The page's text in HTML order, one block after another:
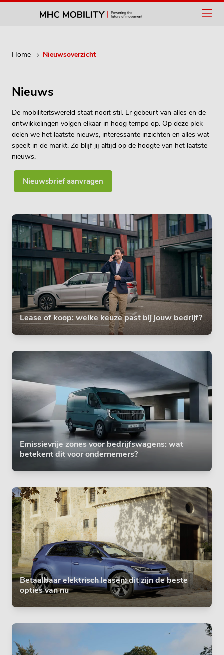
Home Nieuwsoverzicht
Nieuws
De mobiliteitswereld staat nooit stil. Er gebeurt van alles en de
ontwikkelingen volgen elkaar in hoog tempo op. Op deze plek
delen we het laatste nieuws, interessante inzichten en alles wat
speelt in de markt. Zo blijf jij altijd op de hoogte van het laatste
nieuws.
Nieuwsbrief aanvragen
Lease of koop: welke keuze past bij jouw bedrijf?
Emissievrije zones voor bedrijfswagens: wat
betekent dit voor ondernemers?
Betaalbaar elektrisch leasen: dit zijn de beste
opties van nu